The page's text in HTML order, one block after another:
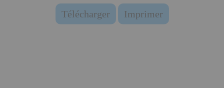
Télécharger Imprimer